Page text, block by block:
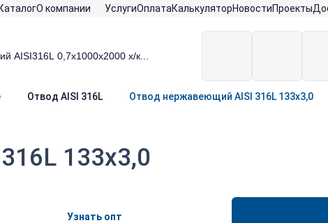
КаталогО компании УслугиОплатаКалькуляторНовостиПроекты
Отвод AISI 316L Отвод нержавеющий AISI 316L 133х3,0
133х3,0
Узнать опт